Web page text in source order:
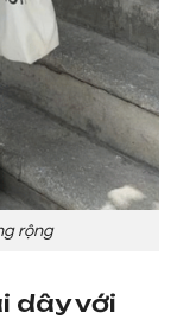
rộng
dây với